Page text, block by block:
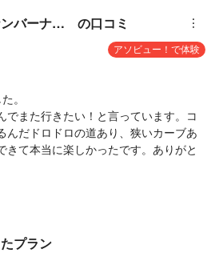
バギーマウンテン　ナンバーナイン の口コミ ︙
アソビュー！で体験
。
でまた行きたい！と言っています。コ
んだドロドロの道あり、狭いカーブあ
きて本当に楽しかったです。ありがと
プラン